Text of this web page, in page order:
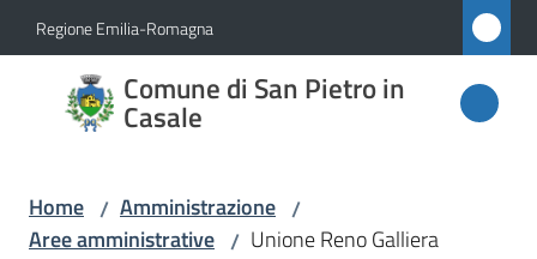
Vai al contenuto
Vai alla navigazione
Vai al footer
Regione Emilia-Romagna
Comune di San Pietro in
Casale
Comune
di San
Casale
Home / Amministrazione /
Aree amministrative / Unione Reno Galliera